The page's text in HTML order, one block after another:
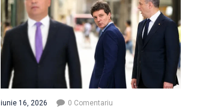
iunie 16, 2026 0 Comentariu